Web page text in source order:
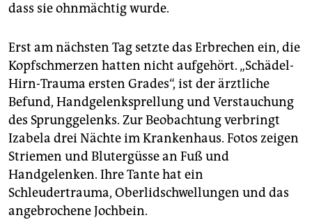
dass sie ohnmächtig wurde.
Erst am nächsten Tag setzte das Erbrechen ein, die
Kopfschmerzen hatten nicht aufgehört. „Schädel-
Hirn-Trauma ersten Grades“, ist der ärztliche
Befund, Handgelenksprellung und Verstauchung
des Sprunggelenks. Zur Beobachtung verbringt
Izabela drei Nächte im Krankenhaus. Fotos zeigen
Striemen und Blutergüsse an Fuß und
Handgelenken. Ihre Tante hat ein
Schleudertrauma, Oberlidschwellungen und das
angebrochene Jochbein.